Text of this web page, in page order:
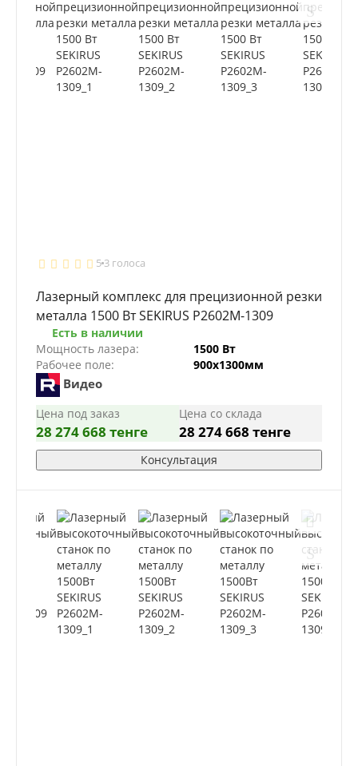
5 3 голоса
Лазерный комплекс для прецизионной резки
металла 1500 Вт SEKIRUS P2602M-1309
Есть в наличии
Мощность лазера:
1500 Вт
Рабочее поле:
900х1300мм
Видео
Цена под заказ
28 274 668 тенге
Цена со склада
28 274 668 тенге
Консультация